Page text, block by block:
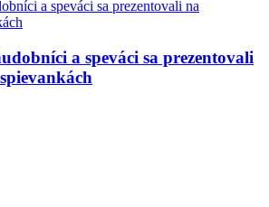
a speváci sa prezentovali